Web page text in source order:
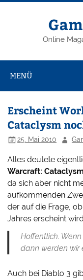
Zum
Online
MENÜ
Erscheint
Cataclysm
25. Mai 2010
Alles deutete
Warcraft: Cataclysm
da sich aber nicht
aufkommenden
der auf die Frage,
Jahres erscheint
Hoffentlich.
dann werden wir
Auch bei Diablo 3